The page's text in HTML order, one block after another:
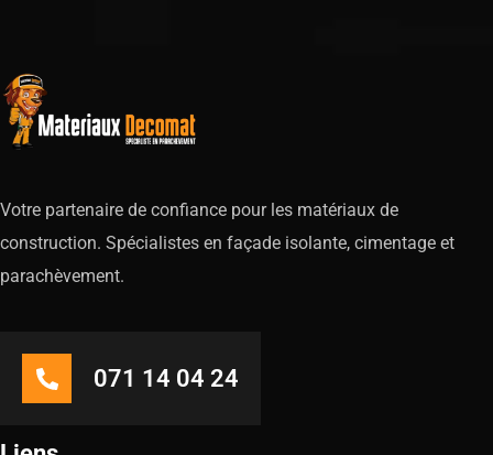
Votre partenaire de confiance pour les matériaux de
construction. Spécialistes en façade isolante, cimentage et
parachèvement.
071 14 04 24